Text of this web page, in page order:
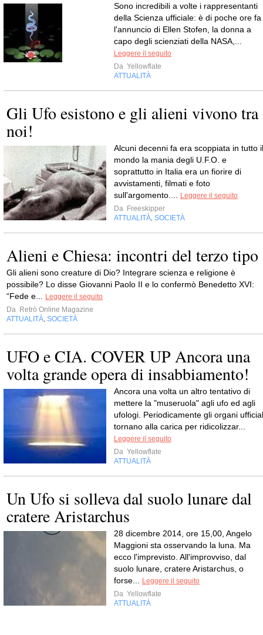
Sono incredibili a volte i rappresentanti
della Scienza ufficiale: è di poche ore fa
l'annuncio di Ellen Stofen, la donna a
capo degli scienziati della NASA,...
Leggere il seguito
Da Yellowflate
ATTUALITÀ
Gli Ufo esistono e gli alieni vivono tra
noi!
Alcuni decenni fa era scoppiata in tutto il
mondo la mania degli U.F.O. e
soprattutto in Italia era un fiorire di
avvistamenti, filmati e foto
sull'argomento....
Leggere il seguito
Da Freeskipper
ATTUALITÀ SOCIETÀ
Alieni e Chiesa: incontri del terzo tipo
Gli alieni sono creature di Dio? Integrare scienza e religione è
possibile? Lo disse Giovanni Paolo ΙΙ e lo confermò Benedetto XVI:
“Fede e...
Leggere il seguito
Da Retrò Online Magazine
ATTUALITÀ SOCIETÀ
UFO e CIA. COVER UP Ancora una
volta grande opera di insabbiamento!
Ancora una volta un altro tentativo di
mettere la "museruola" agli ufo ed agli
ufologi. Periodicamente gli organi
tornano alla carica per ridicolizzar...
Leggere il seguito
Da Yellowflate
ATTUALITÀ
Un Ufo si solleva dal suolo lunare dal
cratere Aristarchus
28 dicembre 2014, ore 15,00, Angelo
Maggioni sta osservando la luna. Ma
ecco l'imprevisto. All'improvviso, dal
suolo lunare, cratere Aristarchus, o
forse...
Leggere il seguito
Da Yellowflate
ATTUALITÀ